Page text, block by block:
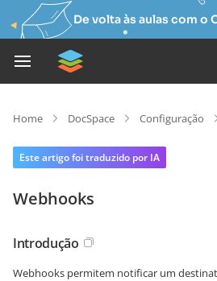
De volta às aulas com o
Home DocSpace Configuração
Este artigo foi traduzido por IA
Webhooks
Introdução
Webhooks permitem notificar um